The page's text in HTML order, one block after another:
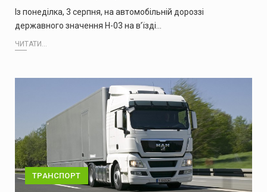
Із понеділка, 3 серпня, на автомобільній дороззі
державного значення Н-03 на в’їзді…
ЧИТАТИ...
ТРАНСПОРТ